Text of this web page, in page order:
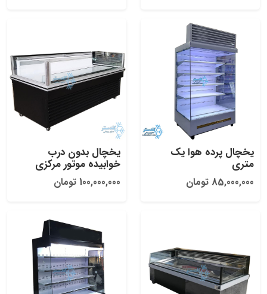
یخچال پرده هوا یک
متری
85,000,000 تومان
یخچال بدون درب
خوابیده موتور مرکزی
100,000,000 تومان